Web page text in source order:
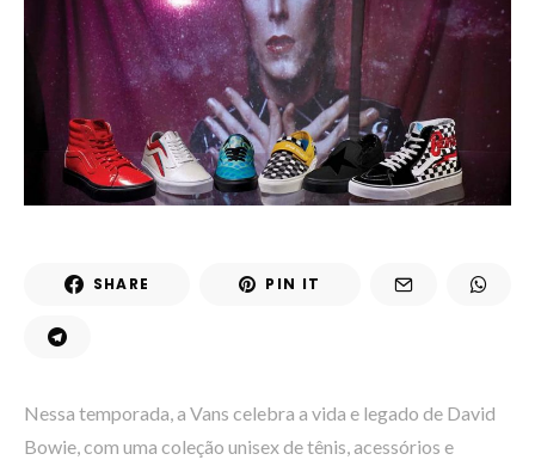
SHARE PIN IT
Nessa temporada, a Vans celebra a vida e legado de David
Bowie, com uma coleção unisex de tênis, acessórios e